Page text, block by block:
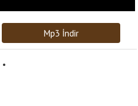
Mp3 İndir